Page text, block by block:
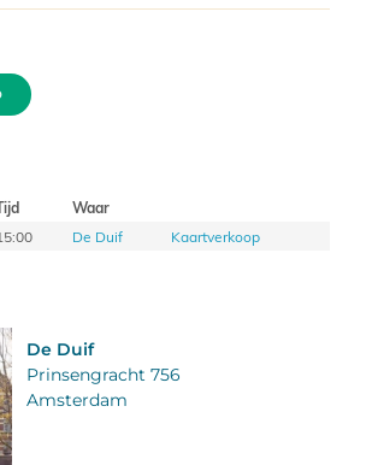
Waar
De Duif Kaartverkoop
De Duif
Prinsengracht 756
Amsterdam